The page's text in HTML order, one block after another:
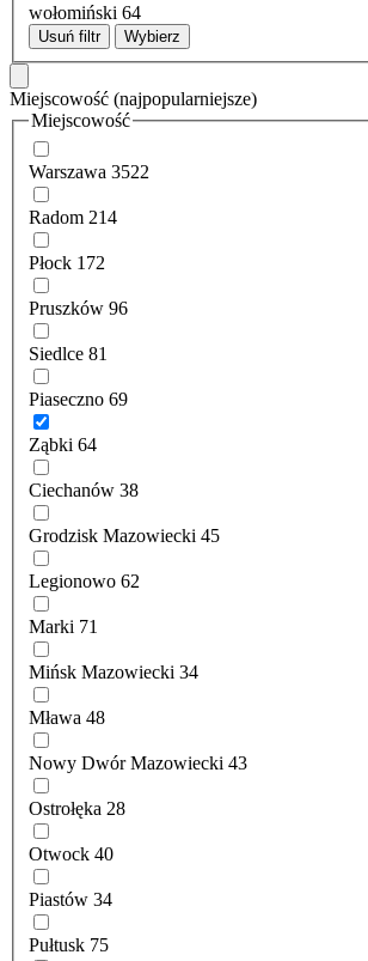
wołomiński 64
Usuń filtr Wybierz
Miejscowość (najpopularniejsze)
Miejscowość
Warszawa 3522
Radom 214
Płock 172
Pruszków 96
Siedlce 81
Piaseczno 69
Ząbki 64
Ciechanów 38
Grodzisk Mazowiecki 45
Legionowo 62
Marki 71
Mińsk Mazowiecki 34
Mława 48
Nowy Dwór Mazowiecki 43
Ostrołęka 28
Otwock 40
Piastów 34
Pułtusk 75